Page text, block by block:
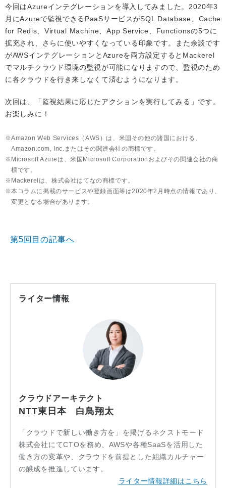
今回はAzureインテグレーションを導入してみました。2020年3
月にAzureで監視できるPaaSサービスがSQL Database、Cache
for Redis、Virtual Machine、App Service、Functionsの5つに
拡充され、さらに使いやすくなっている印象です。また余談です
がAWSインテグレーションとAzureを両方設定するとMackerel
でマルチクラウド環境の監視が可能になりますので、監視のため
に各クラウドを行き来しなくて済むようになります。
次回は、「監視結果に応じたアクションを実行してみる」です。
お楽しみに！
Amazon Web Services（AWS）は、米国その他の諸国における、
Amazon.com, Inc.またはその関連会社の商標です。
Microsoft Azureは、米国Microsoft Corporationおよびその関連会社の商
標です。
Mackerelは、株式会社はてなの商標です。
本コラムに掲載のサービスや登録画面等は2020年2月時点の情報であり、
変更となる場合があります。
第5回目の記事へ
ライター情報
クラウドアーキテクト
NTT東日本 白鳥翔太
「クラウドで新しい働き方を」を掲げるネクストモード
株式会社にてCTOを務め、AWSや各種SaaSを活用した
働き方の変革や、クラウドを前提とした組織カルチャー
の醸成を推進しています。
ライター情報詳細はこちら